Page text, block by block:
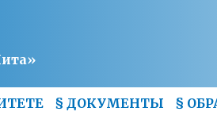
§ ДОКУМЕНТЫ §